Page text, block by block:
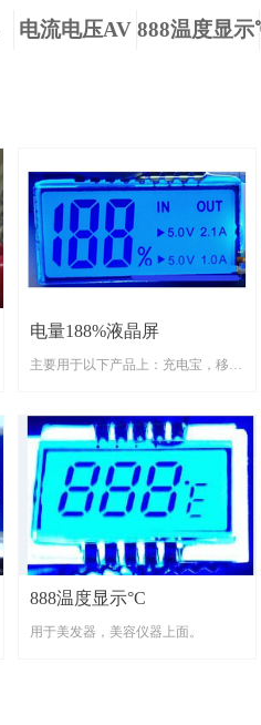
电流电压AV 888温度显
电量188%液晶屏
主要用于以下产品上：充电宝，移动
等。。。
888温度显示°C
用于美发器，美容仪器上面。